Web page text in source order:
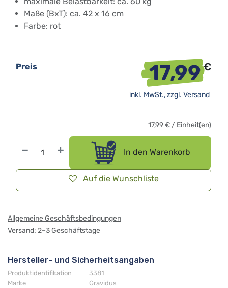
Maße (BxT): ca. 42 x 16 cm
Farbe: rot
In den Warenkorb
Auf die Wunschliste
Preis 17,99€
inkl. MwSt., zzgl. Versand
17,99€/ Einheit(en)
Allgemeine Geschäftsbedingungen
Versand: 2–3 Geschäftstage
Hersteller- und Sicherheitsangaben
Produktidentifikation
3381
Marke
Gravidus